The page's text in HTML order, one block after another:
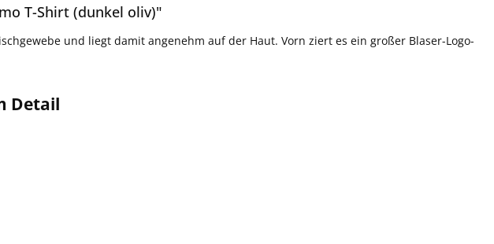
T-Shirt (dunkel oliv)"
und liegt damit angenehm auf der Haut. Vorn ziert es ein großer Blaser-Logo-
Detail